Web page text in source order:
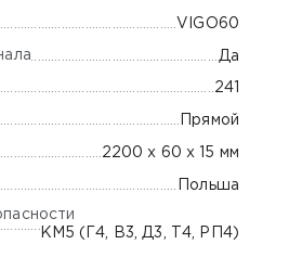
VIGO60
Да
241
Прямой
2200 х 60 х 15 мм
Польша
КМ5 (Г4, В3, Д3, Т4, РП4)